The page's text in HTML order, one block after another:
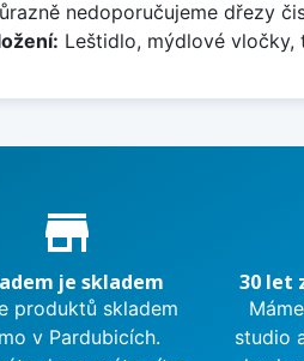
nedoporučujeme dřezy
Leštidlo, mýdlové vločky,
u nás?
store_mall_directory
je skladem
produktů skladem
v Pardubicích.
30 let
studio